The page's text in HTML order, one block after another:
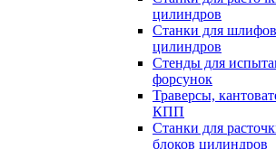
цилиндров
Станки для
цилиндров
Стенды для
форсунок
Траверсы,
КПП
Станки для
блоков цилиндров